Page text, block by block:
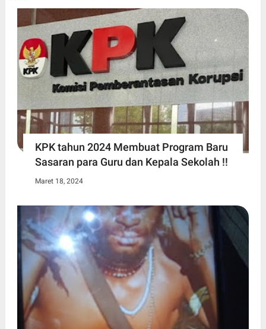
KPK tahun 2024 Membuat Program Baru
Sasaran para Guru dan Kepala Sekolah !!
Maret 18, 2024